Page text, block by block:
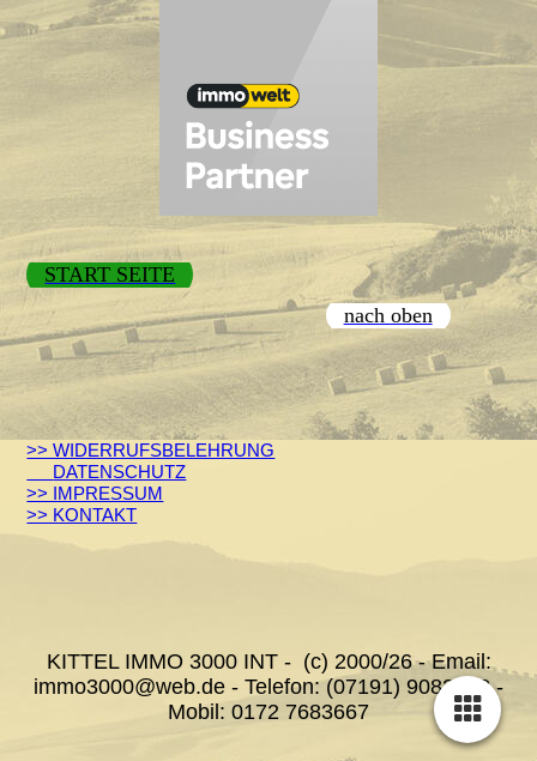
START SEITE
nach oben
>> WIDERRUFSBELEHRUNG
DATENSCHUTZ
>> IMPRESSUM
>> KONTAKT
KITTEL IMMO 3000 INT - (c) 2000/26 - Email:
immo3000@web.de - Telefon: (07191) 9082148 -
Mobil: 0172 7683667